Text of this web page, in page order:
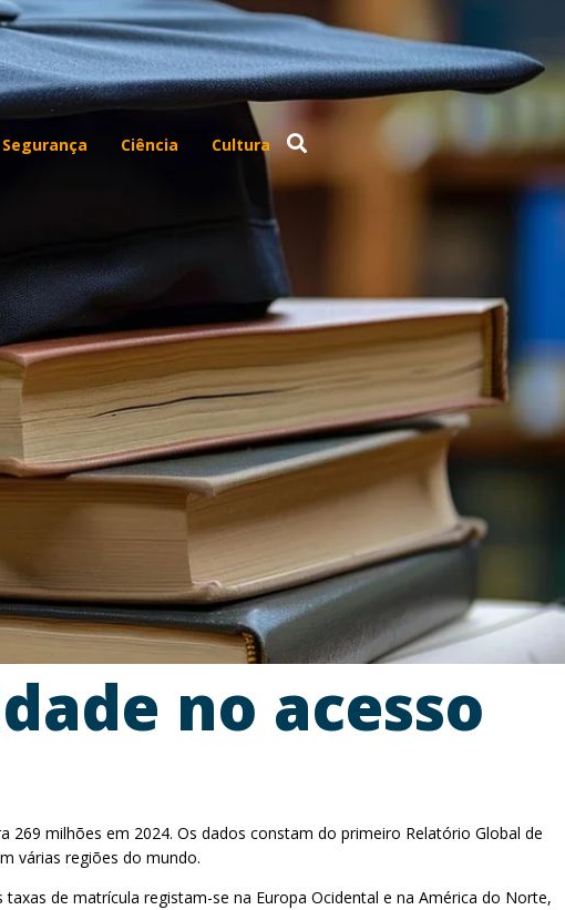
Segurança Ciência Cultura
no acesso
milhões em 2024. Os dados constam do primeiro Relatório Global de
várias regiões do mundo.
de matrícula registam-se na Europa Ocidental e na América do Norte,